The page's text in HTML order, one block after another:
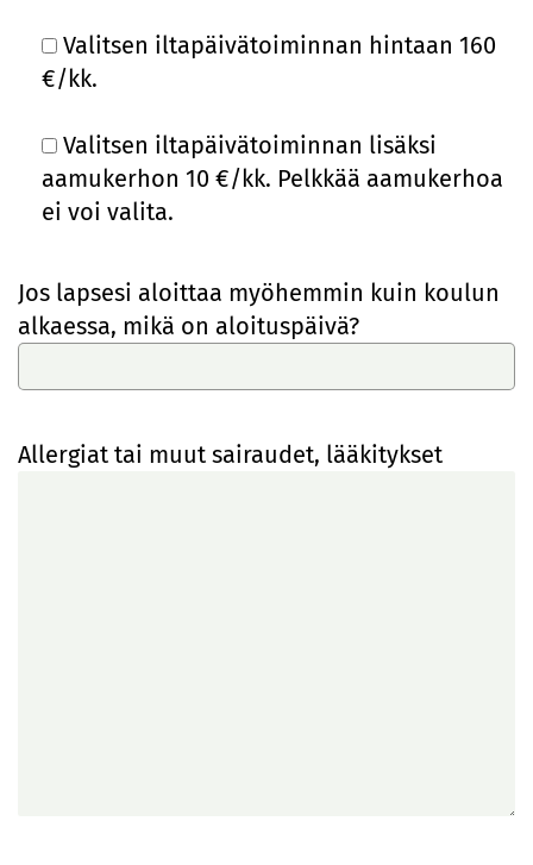
Valitsen iltapäivätoiminnan hintaan 160
€/kk.
Valitsen iltapäivätoiminnan lisäksi
aamukerhon 10 €/kk. Pelkkää aamukerhoa
ei voi valita.
Jos lapsesi aloittaa myöhemmin kuin koulun
alkaessa, mikä on aloituspäivä?
Allergiat tai muut sairaudet, lääkitykset